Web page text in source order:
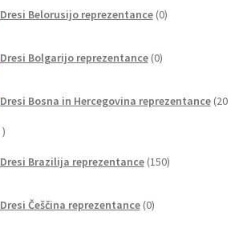
Dresi Belorusijo reprezentance 0izdelkov
Dresi Bolgarijo reprezentance 0izdelkov
Dresi Bosna in Hercegovina reprezentance 20
20
Dresi Brazilija reprezentance 150izdelkov
Dresi Češčina reprezentance 0izdelkov